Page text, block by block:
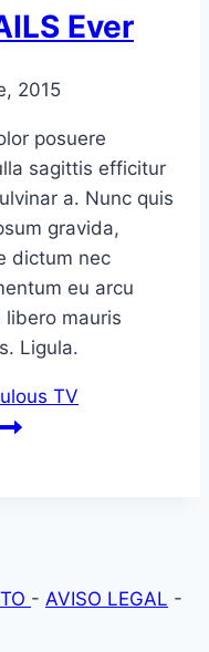
Ever
2015
posuere
sagittis efficitur
a. Nunc quis
gravida,
dictum nec
eu arcu
libero mauris
Ligula.
TV
- AVISO LEGAL -